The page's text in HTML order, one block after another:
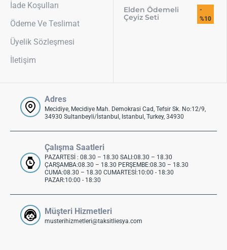
İade Koşulları
Ödeme Ve Teslimat
Üyelik Sözleşmesi
İletişim
Elden Ödemeli
Çeyiz Seti
-
%10
Adres
Mecidiye, Mecidiye Mah. Demokrasi Cad, Tefsir Sk. No:12/9,
34930 Sultanbeyli/İstanbul, Istanbul, Turkey, 34930
Çalışma Saatleri
PAZARTESİ : 08.30 – 18.30 SALI:08.30 – 18.30
ÇARŞAMBA:08.30 – 18.30 PERŞEMBE:08.30 – 18.30
CUMA:08.30 – 18.30 CUMARTESİ:10:00 - 18:30
PAZAR:10:00 - 18:30
Müşteri Hizmetleri
musterihizmetleri@taksitliesya.com